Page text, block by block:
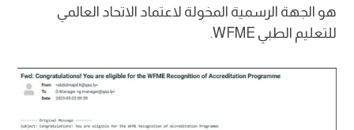
هو الجهة الرسمية المخولة لاعتماد الاتحاد العالمي
للتعليم الطبي WFME.